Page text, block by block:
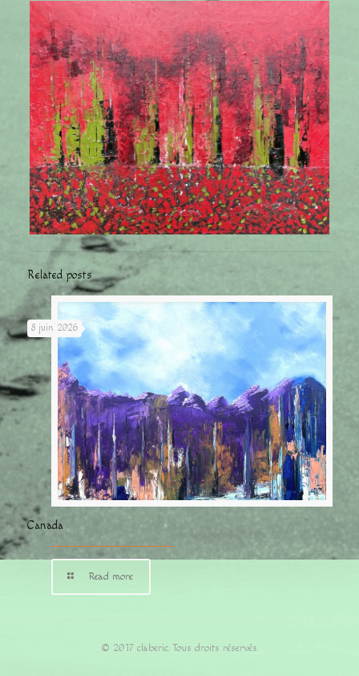
Related posts
8 juin 2026
Canada
Read more
© 2017 claberic. Tous droits réservés.